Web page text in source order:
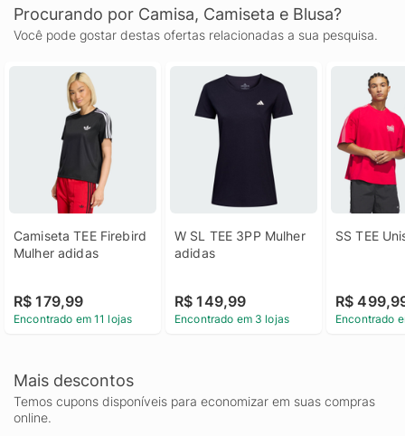
Procurando por Camisa, Camiseta e Blusa?
Você pode gostar destas ofertas relacionadas a sua pesquisa.
Camiseta TEE Firebird
Mulher adidas
R$ 179,99
Encontrado em 11 lojas
W SL TEE 3PP Mulher
adidas
R$ 149,99
Encontrado em 3 lojas
SS TEE
R$
Encontrado
Mais descontos
Temos cupons disponíveis para economizar em suas compras
online.